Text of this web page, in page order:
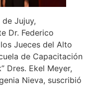
Jujuy,
Dr. Federico
Jueces del Alto
de Capacitación
Dres. Ekel Meyer,
Nieva, suscribió